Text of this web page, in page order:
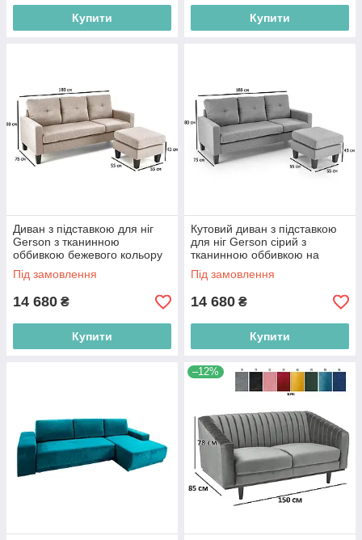
Купити Купити
Диван з підставкою для ніг
Gerson з тканинною
оббивкою бежевого кольору
на чорних ніжках у вітальню
Під замовлення
14 680 ₴
Купити
Кутовий диван з підставкою
для ніг Gerson сірий з
тканинною оббивкою на
чорних ніжках у зал
Під замовлення
14 680 ₴
Купити
–12%